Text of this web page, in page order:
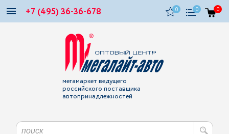
+7 (495) 36-36-678 0 0 0
мегамаркет ведущего
российского поставщика
автопринадлежностей